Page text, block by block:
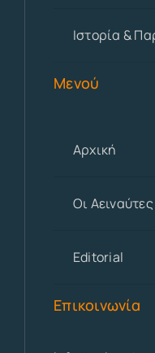
Ιστορία &
Μενού
Αρχική
Οι Αειναύτες
Editorial
Επικοινωνία